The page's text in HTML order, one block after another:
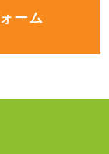
ーム